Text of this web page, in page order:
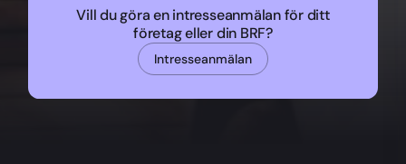
Vill du göra en intresseanmälan för ditt
företag eller din BRF?
Intresseanmälan